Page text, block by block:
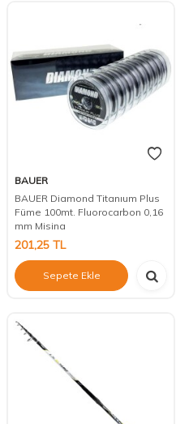
BAUER
BAUER Diamond Titanıum Plus
Füme 100mt. Fluorocarbon 0,16
mm Misina
201,25 TL
Sepete Ekle